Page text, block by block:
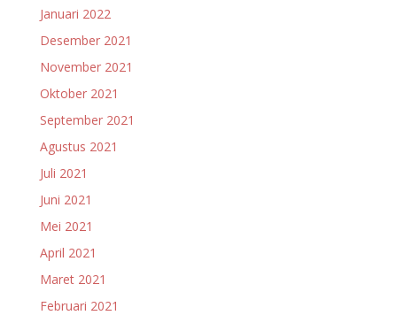
Januari 2022
Desember 2021
November 2021
Oktober 2021
September 2021
Agustus 2021
Juli 2021
Juni 2021
Mei 2021
April 2021
Maret 2021
Februari 2021